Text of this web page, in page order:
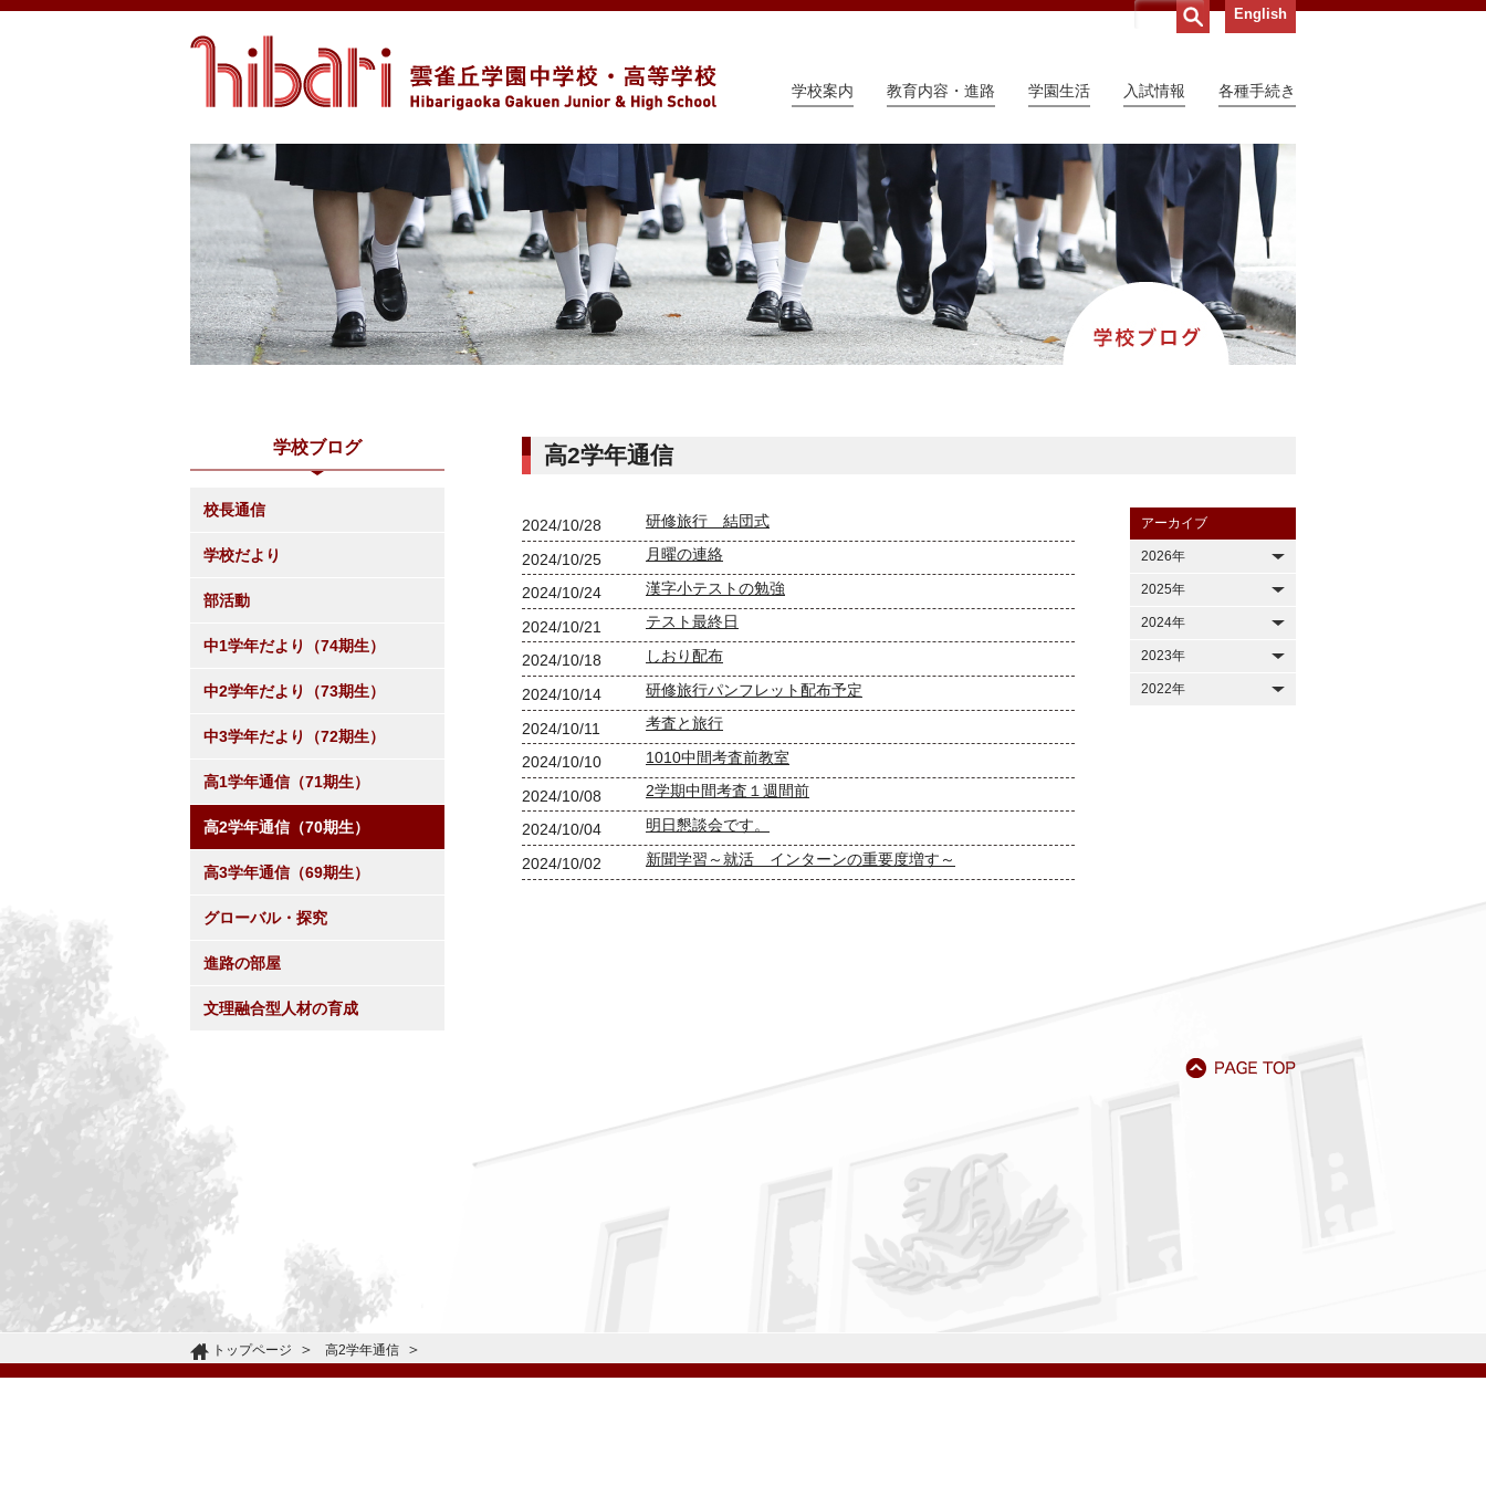
English
学校案内 教育内容・進路 学園生活 入試情報 各種手続き
高2学年通信
2024/10/28 研修旅行 結団式
2024/10/25 月曜の連絡
2024/10/24 漢字小テストの勉強
2024/10/21 テスト最終日
2024/10/18 しおり配布
2024/10/14 研修旅行パンフレット配布予定
2024/10/11 考査と旅行
2024/10/10 1010中間考査前教室
2024/10/08 2学期中間考査１週間前
2024/10/04 明日懇談会です。
2024/10/02 新聞学習～就活 インターンの重要度増す～
アーカイブ
2026年
2025年
2024年
2023年
2022年
学校ブログ
校長通信
学校だより
部活動
中1学年だより（74期生）
中2学年だより（73期生）
中3学年だより（72期生）
高1学年通信（71期生）
高2学年通信（70期生）
高3学年通信（69期生）
グローバル・探究
進路の部屋
文理融合型人材の育成
トップページ 高2学年通信